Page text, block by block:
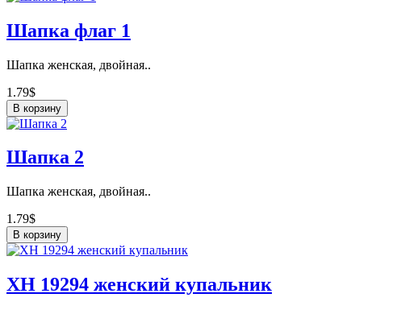
Шапка флаг 1
Шапка женская, двойная..
1.79$
В корзину
Шапка 2
Шапка женская, двойная..
1.79$
В корзину
ХН 19294 женский купальник